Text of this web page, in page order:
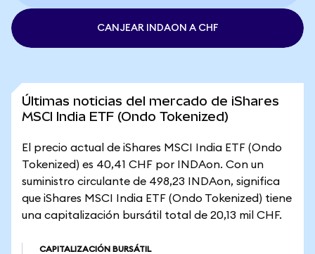
CANJEAR INDAON A CHF
Últimas noticias del mercado de iShares
MSCI India ETF (Ondo Tokenized)
El precio actual de iShares MSCI India ETF (Ondo
Tokenized) es 40,41 CHF por INDAon. Con un
suministro circulante de 498,23 INDAon, significa
que iShares MSCI India ETF (Ondo Tokenized) tiene
una capitalización bursátil total de 20,13 mil CHF.
CAPITALIZACIÓN BURSÁTIL